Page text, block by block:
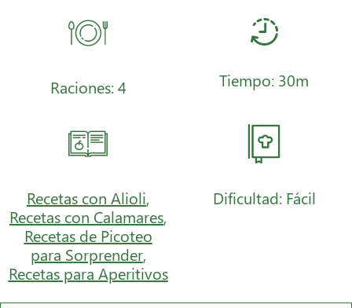
Raciones: 4 Tiempo: 30m
Recetas con Alioli,
Recetas con Calamares,
Recetas de Picoteo
para Sorprender,
Recetas para Aperitivos
Dificultad: Fácil